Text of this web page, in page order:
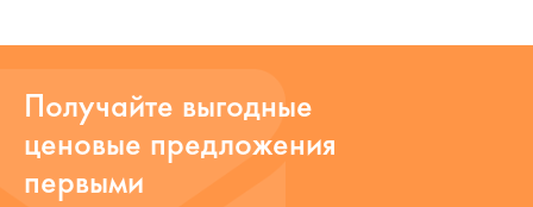
Получайте выгодные
ценовые предложения
первыми